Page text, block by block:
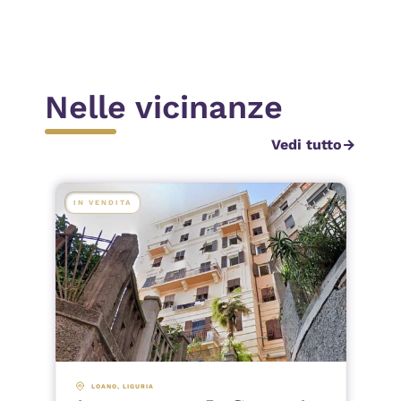
Nelle vicinanze
Vedi tuttoarrow_forward
IN VENDITA
LOANO, LIGURIA